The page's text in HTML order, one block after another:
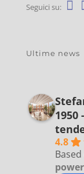
Seguici su:
Ultime news
1950
4.8